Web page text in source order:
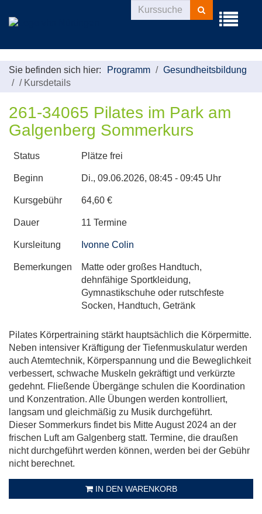
Menü
Kurse
suchen
Sie befinden sich hier: Programm
Gesundheitsbildung
/ Kursdetails
261-34065 Pilates im Park am
Galgenberg Sommerkurs
Status Plätze frei
Beginn Di., 09.06.2026, 08:45 - 09:45 Uhr
Kursgebühr 64,60 €
Dauer 11 Termine
Kursleitung Ivonne Colin
Bemerkungen
Matte oder großes Handtuch,
dehnfähige Sportkleidung,
Gymnastikschuhe oder rutschfeste
Socken, Handtuch, Getränk
Pilates Körpertraining stärkt hauptsächlich die Körpermitte.
Neben intensiver Kräftigung der Tiefenmuskulatur werden
auch Atemtechnik, Körperspannung und die Beweglichkeit
verbessert, schwache Muskeln gekräftigt und verkürzte
gedehnt. Fließende Übergänge schulen die Koordination
und Konzentration. Alle Übungen werden kontrolliert,
langsam und gleichmäßig zu Musik durchgeführt.
Dieser Sommerkurs findet bis Mitte August 2024 an der
frischen Luft am Galgenberg statt. Termine, die draußen
nicht durchgeführt werden können, werden bei der Gebühr
nicht berechnet.
IN DEN WARENKORB